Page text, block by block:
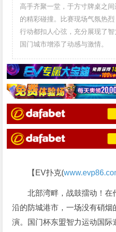
高手齐聚一堂，于方寸牌桌之
的精彩碰撞。比赛现场气氛热
行动都扣人心弦，充分展现了
国门城市增添了动感与激情。
【EV扑克(
北部湾畔，战鼓擂动！在
沿的防城港市，一场没有硝烟
演。国门杯东盟智力运动国